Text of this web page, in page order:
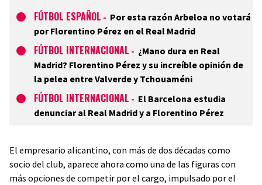
FÚTBOL ESPAÑOL - Por esta razón Arbeloa no votará
por Florentino Pérez en el Real Madrid
FÚTBOL INTERNACIONAL - ¿Mano dura en Real
Madrid? Florentino Pérez y su increíble opinión de
la pelea entre Valverde y Tchouaméni
FÚTBOL INTERNACIONAL - El Barcelona estudia
denunciar al Real Madrid y a Florentino Pérez
El empresario alicantino, con más de dos décadas como
socio del club, aparece ahora como una de las figuras con
más opciones de competir por el cargo, impulsado por el